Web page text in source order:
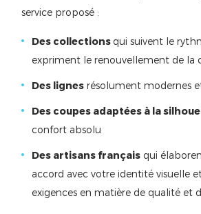
service proposé :
Des collections qui suivent le
expriment le renouvellement de la
Des lignes résolument modernes
Des coupes adaptées à la
confort absolu
Des artisans français qui
accord avec votre identité visuelle
exigences en matière de qualité et